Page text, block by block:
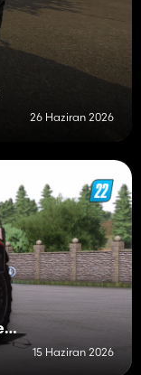
26 Haziran 2026
Massey Ferguson PEHLİVAN 54 Series
15 Haziran 2026